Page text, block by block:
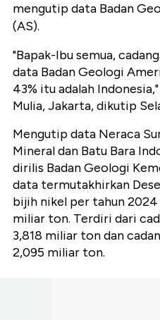
mengutip data Badan
(AS).
"Bapak-Ibu semua,
data Badan Geologi
43% itu adalah
Mulia, Jakarta, dikutip
Mengutip data Neraca
Mineral dan Batu Bara
dirilis Badan Geologi
data termutakhirkan
bijih nikel per tahun
miliar ton. Terdiri dari
3,818 miliar ton dan
2,095 miliar ton.